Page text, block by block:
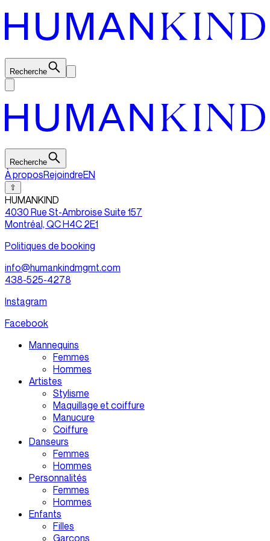
Recherche
Recherche
À proposRejoindreEN
⇧
HUMANKIND
4030 Rue St-Ambroise Suite 157
Montréal, QC H4C 2E1
Politiques de booking
info@humankindmgmt.com
438-525-4278
Instagram
Facebook
Mannequins
Femmes
Hommes
Artistes
Stylisme
Maquillage et coiffure
Manucure
Coiffure
Danseurs
Femmes
Hommes
Personnalités
Femmes
Hommes
Enfants
Filles
Garçons